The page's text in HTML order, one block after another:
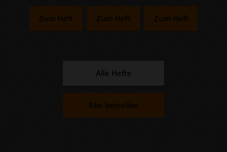
Zum Heft Zum Heft Zum Heft
Alle Hefte
Abo bestellen